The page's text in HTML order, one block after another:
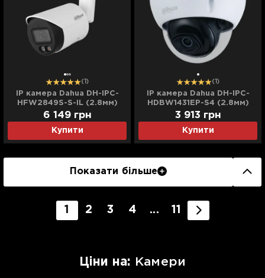
(1)
IP камера Dahua DH-IPC-
HFW2849S-S-IL (2.8мм)
Купити
6 149 грн
(1)
IP камера Dahua DH-IPC-
HDBW1431EP-S4 (2.8мм)
Купити
3 913 грн
Показати більше
1 2 3 4 ... 11
Цiни на: Камери